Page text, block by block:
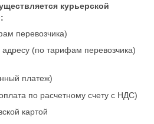
курьерской
перевозчика)
(по тарифам перевозчика)
платеж)
по расчетному счету с НДС)
картой